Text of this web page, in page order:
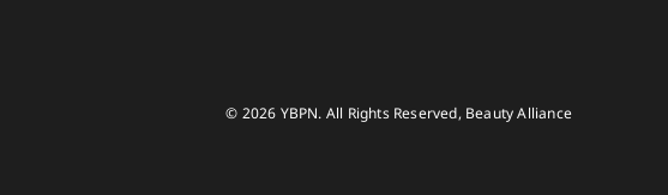
© 2026 YBPN. All Rights Reserved, Beauty Alliance